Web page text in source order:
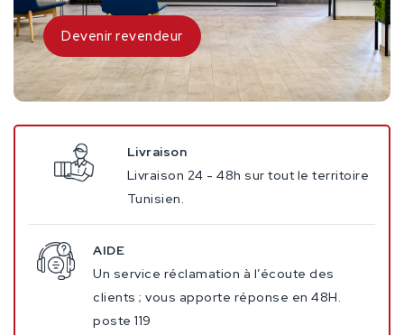
Devenir revendeur
Livraison
Livraison 24 - 48h sur tout le territoire
Tunisien.
AIDE
Un service réclamation à l’écoute des
clients ; vous apporte réponse en 48H.
poste 119